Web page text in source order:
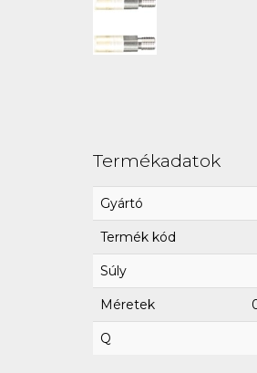
Termékadatok
Gyártó
Termék kód
Súly
Méretek
Q